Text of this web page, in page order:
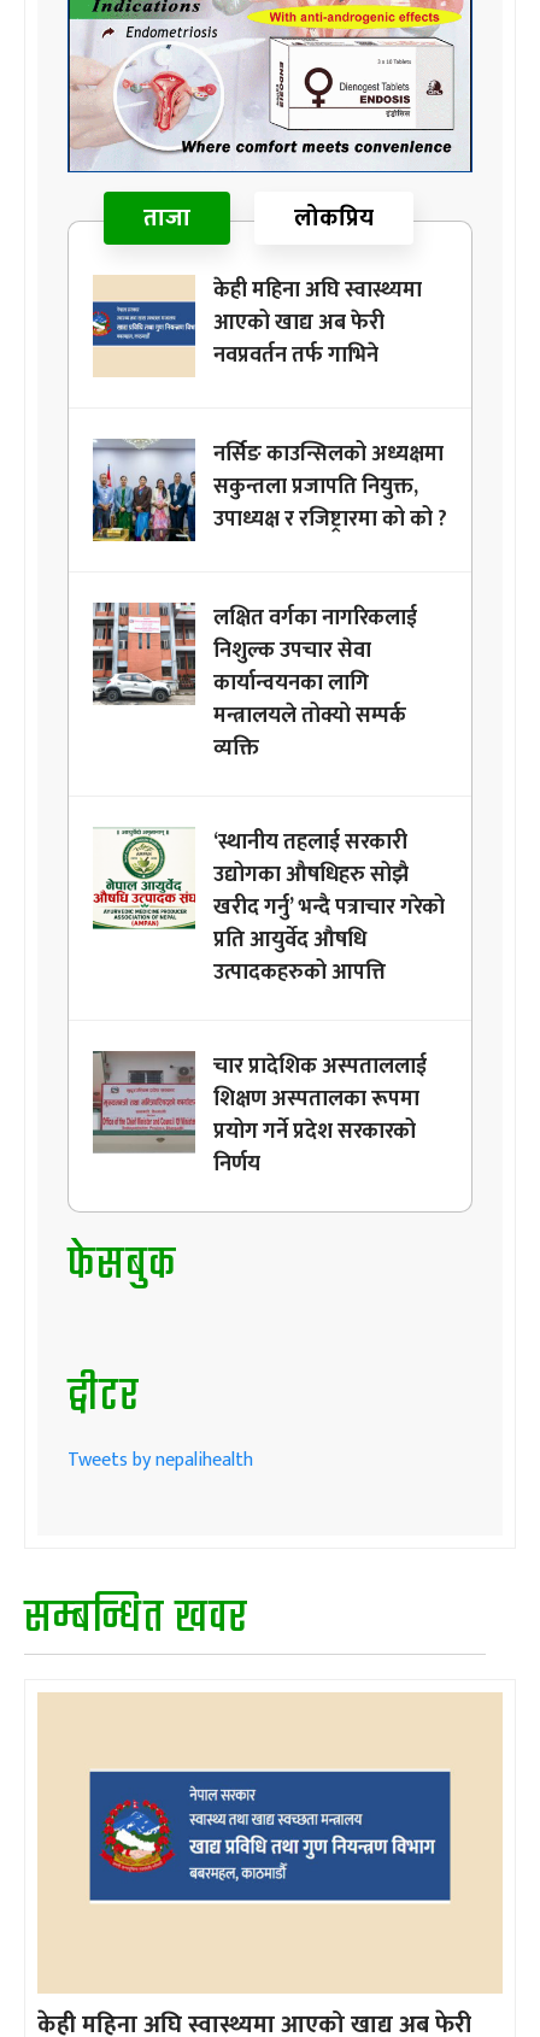
ताजा लोकप्रिय
केही महिना अघि स्वास्थ्यमा
आएको खाद्य अब फेरी
नवप्रवर्तन तर्फ गाभिने
नर्सिङ काउन्सिलको अध्यक्षमा
सकुन्तला प्रजापति नियुक्त,
उपाध्यक्ष र रजिष्ट्रारमा को को ?
लक्षित वर्गका नागरिकलाई
निशुल्क उपचार सेवा
कार्यान्वयनका लागि
मन्त्रालयले तोक्यो सम्पर्क
व्यक्ति
‘स्थानीय तहलाई सरकारी
उद्योगका औषधिहरु सोझै
खरीद गर्नु’ भन्दै पत्राचार गरेको
प्रति आयुर्वेद औषधि
उत्पादकहरुको आपत्ति
चार प्रादेशिक अस्पताललाई
शिक्षण अस्पतालका रूपमा
प्रयोग गर्ने प्रदेश सरकारको
निर्णय
फेसबुक
ट्वीटर
Tweets by nepalihealth
सम्बन्धित खवर
केही महिना अघि स्वास्थ्यमा आएको खाद्य अब फेरी